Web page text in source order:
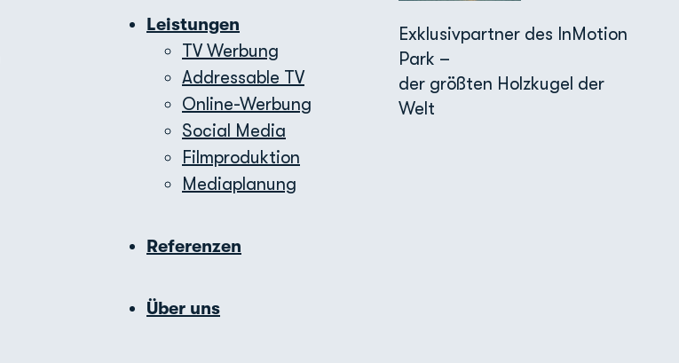
Leistungen
TV Werbung
Addressable TV
Online-Werbung
Social Media
Filmproduktion
Mediaplanung
Referenzen
Über uns
Exklusivpartner des InMotion
Park –
der größten Holzkugel der
Welt